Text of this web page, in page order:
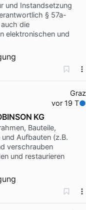
und Instandsetzung
§ 57a-
die
elektronischen und
Graz
vor 19 T
KG
Bauteile,
Aufbauten (z.B.
verschrauben
und restaurieren